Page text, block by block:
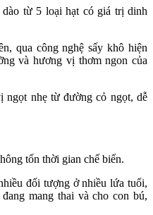
từ 5 loại hạt có giá trị dinh
qua công nghệ sấy khô hiện
và hương vị thơm ngon của
nhẹ từ đường cỏ ngọt, dễ
tốn thời gian chế biến.
đối tượng ở nhiều lứa tuổi,
mang thai và cho con bú,